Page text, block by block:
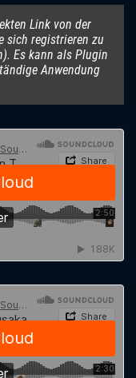
Link von der
sich registrieren zu
Es kann als Plugin
Anwendung